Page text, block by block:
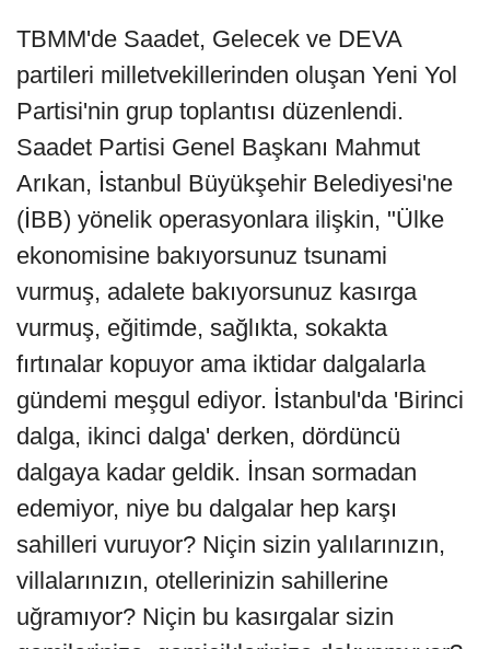
TBMM'de Saadet, Gelecek ve DEVA
partileri milletvekillerinden oluşan Yeni Yol
Partisi'nin grup toplantısı düzenlendi.
Saadet Partisi Genel Başkanı Mahmut
Arıkan, İstanbul Büyükşehir Belediyesi'ne
(İBB) yönelik operasyonlara ilişkin, "Ülke
ekonomisine bakıyorsunuz tsunami
vurmuş, adalete bakıyorsunuz kasırga
vurmuş, eğitimde, sağlıkta, sokakta
fırtınalar kopuyor ama iktidar dalgalarla
gündemi meşgul ediyor. İstanbul'da 'Birinci
dalga, ikinci dalga' derken, dördüncü
dalgaya kadar geldik. İnsan sormadan
edemiyor, niye bu dalgalar hep karşı
sahilleri vuruyor? Niçin sizin yalılarınızın,
villalarınızın, otellerinizin sahillerine
uğramıyor? Niçin bu kasırgalar sizin